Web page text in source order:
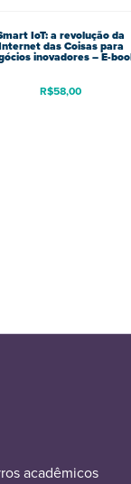
IoT: a revolução da
das Coisas para
inovadores – E-
R$58,00
acadêmicos